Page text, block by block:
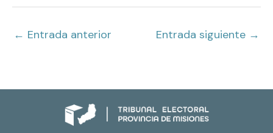
← Entrada anterior Entrada siguiente →